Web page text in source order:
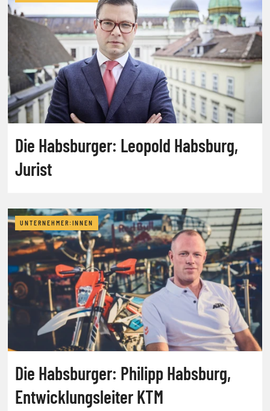
Die Habsburger: Leopold Habsburg,
Jurist
UNTERNEHMER:INNEN
Die Habsburger: Philipp Habsburg,
Entwicklungsleiter KTM